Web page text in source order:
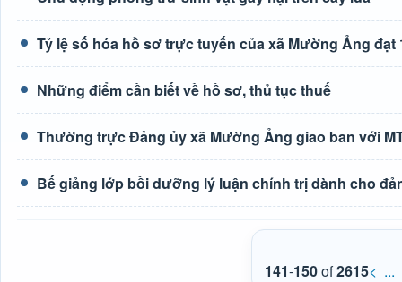
Tỷ lệ số hóa hồ sơ trực tuyến của xã Mường Ảng đạt
Những điểm cần biết về hồ sơ, thủ tục thuế
Thường trực Đảng ủy xã Mường Ảng giao ban với
Bế giảng lớp bồi dưỡng lý luận chính trị dành cho
141-150of2615< ...